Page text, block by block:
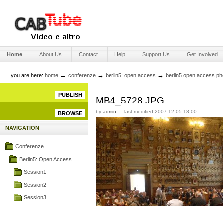
content.
navigation
Engage Media
Home
About Us Contact Help Support Us Get Involved
you are here: home →conferenze →berlin5: open access →berlin5 open access
PUBLISH
BROWSE
NAVIGATION
Conferenze
Berlin5: Open Access
Session1
Session2
Session3
MB4_5728.JPG
byadmin —last modified2007-12-05 18:00